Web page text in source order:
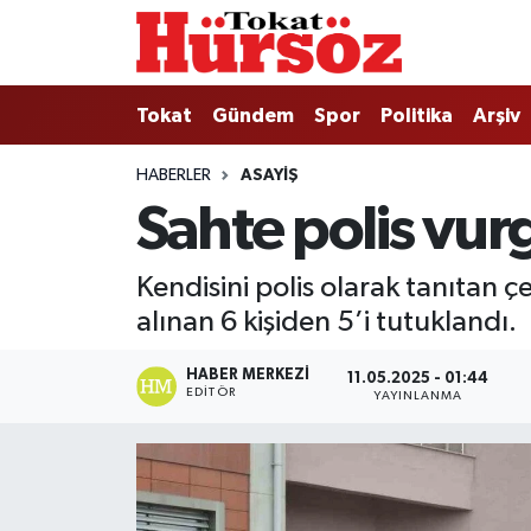
Tokat Gündem Spor Politika Arşiv
HABERLER ASAYIŞ
Sahte polis
Kendisini polis olarak tanıtan
alınan 6 kişiden 5’i tutuklandı.
HABER MERKEZI
EDITÖR
11.05.2025 - 01:44
YAYINLANMA
Tokat
Türkiye Gündemi
Gündem
Politika
Tokat Spor
Nöbetçi Eczaneler
Hava Durumu
Tokat Namaz Vakitleri
Süper Lig Puan Durumu ve Fikstür
Tüm Manşetler
Son Dakika Haberleri
Haber Arşivi